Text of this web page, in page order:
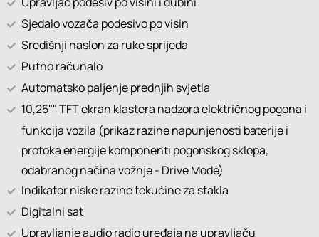
Sjedalo vozača podesivo po visin
Središnji naslon za ruke sprijeda
Putno računalo
Automatsko paljenje prednjih svjetla
10,25"" TFT ekran klastera nadzora električnog pogona i
funkcija vozila (prikaz razine napunjenosti baterije i
protoka energije komponenti pogonskog sklopa,
odabranog načina vožnje - Drive Mode)
Indikator niske razine tekućine za stakla
Digitalni sat
Upravljanje audio radio uređaja na upravljaču